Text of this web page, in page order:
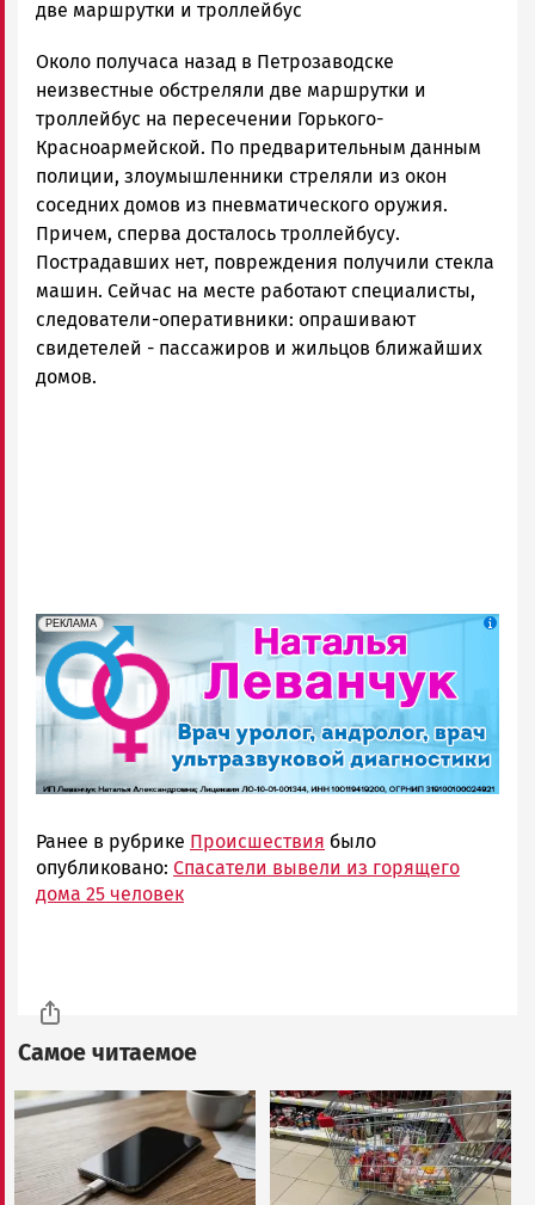
Новости
и
Карелии
|
Петрозаводск
ГОВОРИТ
две маршрутки и троллейбус
Около получаса назад в Петрозаводске
неизвестные обстреляли две маршрутки и
троллейбус на пересечении Горького-
Красноармейской. По предварительным данным
полиции, злоумышленники стреляли из окон
соседних домов из пневматического оружия.
Причем, сперва досталось троллейбусу.
Пострадавших нет, повреждения получили стекла
машин. Сейчас на месте работают специалисты,
следователи-оперативники: опрашивают
свидетелей - пассажиров и жильцов ближайших
домов.
erid: 2SDnjek5YUa
РЕКЛАМА
Реклама
Ранее в рубрике Происшествия было
опубликовано: Спасатели вывели из горящего
дома 25 человек
Самое читаемое
Image Image